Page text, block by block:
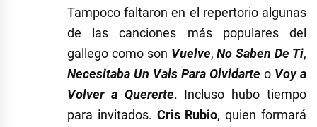
Tampoco faltaron en el repertorio algunas
de las canciones más populares del
gallego como son Vuelve,No Saben De Ti,
Necesitaba Un Vals Para Olvidarte o Voy a
Volver a Quererte. Incluso hubo tiempo
para invitados. Cris Rubio, quien formará